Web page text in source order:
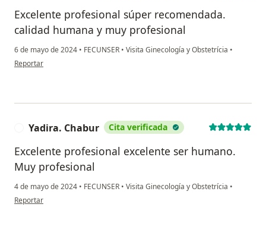
Excelente profesional súper recomendada.
calidad humana y muy profesional
6 de mayo de 2024 • FECUNSER • Visita Ginecología y Obstetrícia •
en opinión del usuario Cecilia ORTIZ
Reportar
Yadira. Chabur Cita verificada
Excelente profesional excelente ser humano.
Muy profesional
4 de mayo de 2024 • FECUNSER • Visita Ginecología y Obstetrícia •
en opinión del usuario Yadira. Chabur
Reportar